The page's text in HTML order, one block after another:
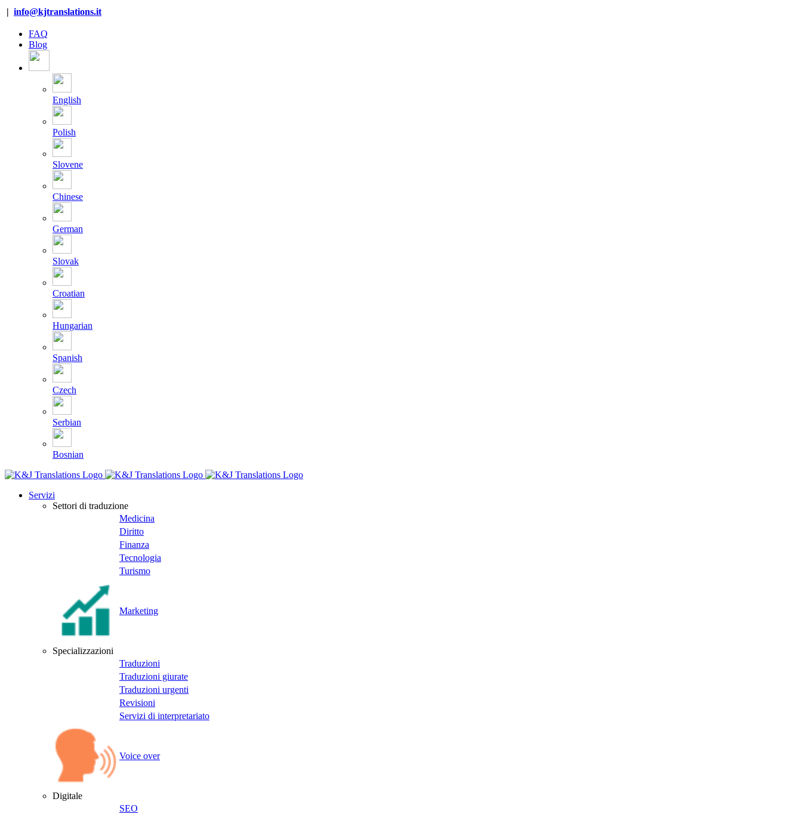
Salta
al
contenuto
| info@kjtranslations.it
FAQ
Blog
English
Polish
Slovene
Chinese
German
Slovak
Croatian
Hungarian
Spanish
Czech
Serbian
Bosnian
Servizi
Settori di traduzione
Medicina
Diritto
Finanza
Tecnologia
Turismo
Marketing
Specializzazioni
Traduzioni
Traduzioni giurate
Traduzioni urgenti
Revisioni
Servizi di interpretariato
Voice over
Digitale
SEO